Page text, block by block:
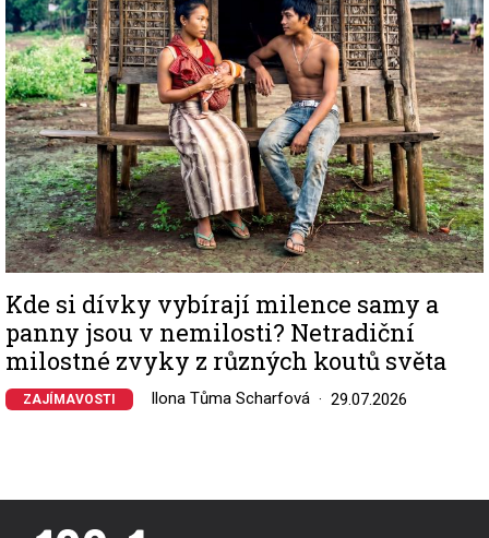
Kde si dívky vybírají milence samy a
panny jsou v nemilosti? Netradiční
milostné zvyky z různých koutů světa
ZAJÍMAVOSTI Ilona Tůma Scharfová 29.07.2026